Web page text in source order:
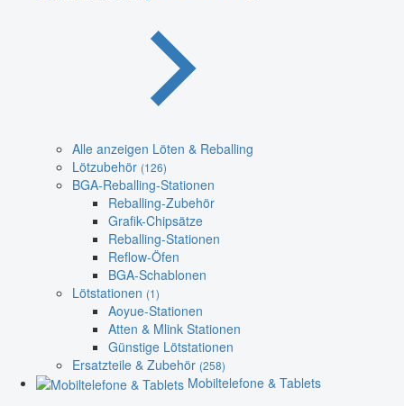
Alle anzeigen Löten & Reballing
Lötzubehör (126)
BGA-Reballing-Stationen
Reballing-Zubehör
Grafik-Chipsätze
Reballing-Stationen
Reflow-Öfen
BGA-Schablonen
Lötstationen (1)
Aoyue-Stationen
Atten & Mlink Stationen
Günstige Lötstationen
Ersatzteile & Zubehör (258)
Mobiltelefone & Tablets